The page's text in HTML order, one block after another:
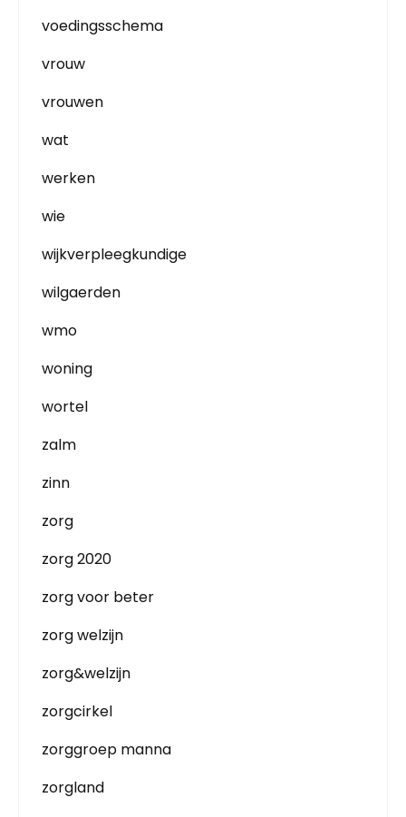
voedingsschema
vrouw
vrouwen
wat
werken
wie
wijkverpleegkundige
wilgaerden
wmo
woning
wortel
zalm
zinn
zorg
zorg 2020
zorg voor beter
zorg welzijn
zorg&welzijn
zorgcirkel
zorggroep manna
zorgland